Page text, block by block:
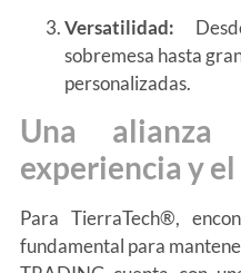
Versatilidad:
sobremesa hasta
personalizadas.
Una
experiencia y
Para TierraTech®,
fundamental para